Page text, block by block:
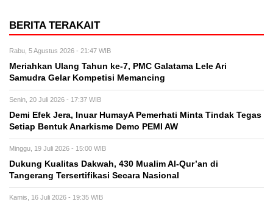
BERITA TERAKAIT
Rabu, 5 Agustus 2026 - 21:47 WIB
Meriahkan Ulang Tahun ke-7, PMC Galatama Lele Ari
Samudra Gelar Kompetisi Memancing
Senin, 20 Juli 2026 - 17:37 WIB
Demi Efek Jera, Inuar HumayA Pemerhati Minta Tindak Tegas
Setiap Bentuk Anarkisme Demo PEMI AW
Minggu, 19 Juli 2026 - 15:00 WIB
Dukung Kualitas Dakwah, 430 Mualim Al-Qur’an di
Tangerang Tersertifikasi Secara Nasional
Kamis, 16 Juli 2026 - 19:35 WIB